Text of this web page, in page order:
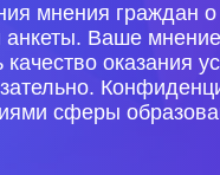
мнения граждан о
Ваше
сферы